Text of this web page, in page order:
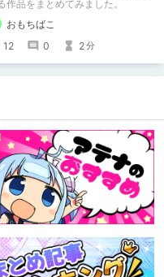
作品をまとめてみました。
おもちばこ
12
0 2分